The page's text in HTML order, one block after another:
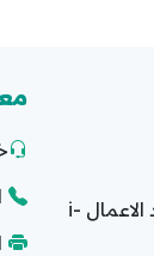
ES Learning - منصة رواد الاعمال i-